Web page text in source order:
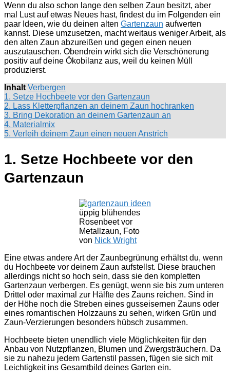
Wenn du also schon lange den selben Zaun besitzt, aber
mal Lust auf etwas Neues hast, findest du im Folgenden ein
paar Ideen, wie du deinen alten Gartenzaun aufwerten
kannst. Diese umzusetzen, macht weitaus weniger Arbeit, als
den alten Zaun abzureißen und gegen einen neuen
auszutauschen. Obendrein wirkt sich die Verschönerung
positiv auf deine Ökobilanz aus, weil du keinen Müll
produzierst.
Inhalt Verbergen
1. Setze Hochbeete vor den Gartenzaun
2. Lass Kletterpflanzen an deinem Zaun hochranken
3. Bring Dekoration an deinem Gartenzaun an
4. Materialmix
5. Verleih deinem Zaun einen neuen Anstrich
1. Setze Hochbeete vor den
Gartenzaun
üppig blühendes
Rosenbeet vor
Metallzaun, Foto
von Nick Wright
Eine etwas andere Art der Zaunbegrünung erhältst du, wenn
du Hochbeete vor deinem Zaun aufstellst. Diese brauchen
allerdings nicht so hoch sein, dass sie den kompletten
Gartenzaun verbergen. Es genügt, wenn sie bis zum unteren
Drittel oder maximal zur Hälfte des Zauns reichen. Sind in
der Höhe noch die Streben eines gusseisernen Zauns oder
eines romantischen Holzzauns zu sehen, wirken Grün und
Zaun-Verzierungen besonders hübsch zusammen.
Hochbeete bieten unendlich viele Möglichkeiten für den
Anbau von Nutzpflanzen, Blumen und Zwergsträuchern. Da
sie zu nahezu jedem Gartenstil passen, fügen sie sich mit
Leichtigkeit ins Gesamtbild deines Garten ein.